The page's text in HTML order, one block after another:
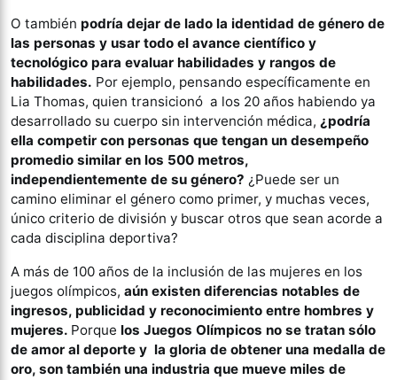
O también podría dejar de lado la identidad de género de
las personas y usar todo el avance científico y
tecnológico para evaluar habilidades y rangos de
habilidades. Por ejemplo, pensando específicamente en
Lia Thomas, quien transicionó a los 20 años habiendo ya
desarrollado su cuerpo sin intervención médica, ¿podría
ella competir con personas que tengan un desempeño
promedio similar en los 500 metros,
independientemente de su género? ¿Puede ser un
camino eliminar el género como primer, y muchas veces,
único criterio de división y buscar otros que sean acorde a
cada disciplina deportiva?
A más de 100 años de la inclusión de las mujeres en los
juegos olímpicos, aún existen diferencias notables de
ingresos, publicidad y reconocimiento entre hombres y
mujeres. Porque los Juegos Olímpicos no se tratan sólo
de amor al deporte y la gloria de obtener una medalla de
oro, son también una industria que mueve miles de